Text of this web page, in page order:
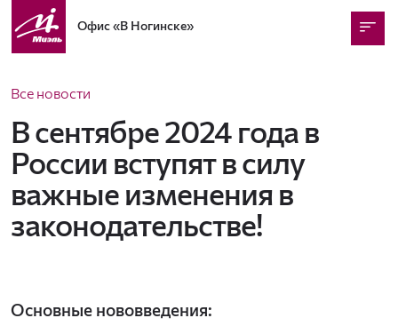
Офис«В Ногинске»
Все новости
В сентябре 2024 года в
России вступят в силу
важные изменения в
законодательстве!
Основные нововведения: